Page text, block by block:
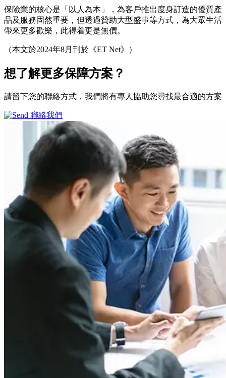
保險業的核心是「以人為本」，為客戶推出度身訂造的優質產
品及服務固然重要，但透過贊助大型盛事等方式，為大眾生活
帶來更多歡樂，此得着更是無價。
（本文於2024年8月刊於《ET Net》）
想了解更多保障方案？
請留下您的聯絡方式，我們將有專人協助您尋找最合適的方案
聯絡我們